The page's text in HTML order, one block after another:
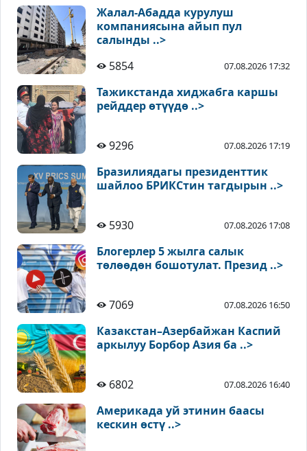
Жалал-Абадда курулуш
компаниясына айып пул
салынды ..>
5854
07.08.2026 17:32
Тажикстанда хиджабга каршы
рейддер өтүүдө ..>
9296 07.08.2026 17:19
Бразилиядагы президенттик
шайлоо БРИКСтин тагдырын ..>
5930 07.08.2026 17:08
Блогерлер 5 жылга салык
төлөөдөн бошотулат. Презид ..>
7069 07.08.2026 16:50
Казакстан–Азербайжан Каспий
аркылуу Борбор Азия ба ..>
6802 07.08.2026 16:40
Америкада уй этинин баасы
кескин өстү ..>